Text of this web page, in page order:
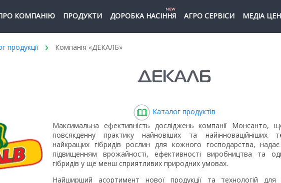
КОМПАНІЮ ПРОДУКТИ ДОРОБКА НАСІННЯ
NEW
АГРО СЕРВІСИ МЕДІА
продукції Компанія «ДЕКАЛБ»
ДЕКАЛБ
Каталог продуктів
Максимальна ефективність досліджень компанії Монсанто,
повсякденну практику найновіших та найінноваційніших
найкращих гібридів рослин для кожного господарства,
підвищенням врожайності, ефективності виробництва та
гібридів у ще менш сприятливих природних умовах.
Найширший асортимент нової продукції та технологій для